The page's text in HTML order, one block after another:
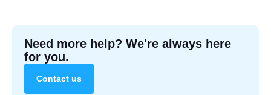
Need more help? We're always here
for you.
Contact us